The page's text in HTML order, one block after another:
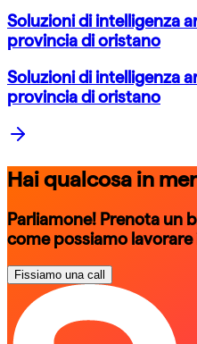
Soluzioni di intelligenza
provincia di oristano
Soluzioni di intelligenza
provincia di oristano
Hai qualcosa in
Parliamone! Prenota un
come possiamo lavorare
Fissiamo una call
schedule a